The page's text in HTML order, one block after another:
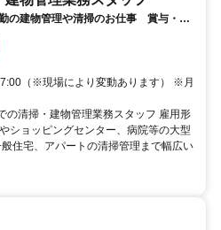
建物管理や清掃のお仕事 賞与・手
（※現場により変動あります） ※月
の清掃・建物管理業務スタッフ 雇用形
ショッピングセンター、病院等の大型
住宅、アパートの清掃管理まで幅広い